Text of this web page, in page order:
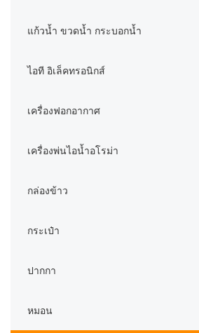
แก้วน้ำ ขวดน้ำ กระบอกน้ำ
ไอที อิเล็คทรอนิกส์
เครื่องฟอกอากาศ
เครื่องพ่นไอน้ำอโรม่า
กล่องข้าว
กระเป๋า
ปากกา
หมอน